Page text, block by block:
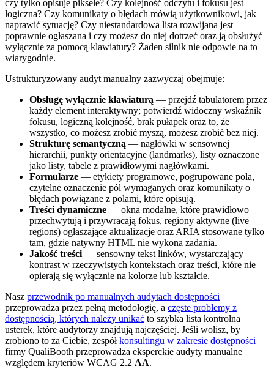
czy tylko opisuje piksele? Czy kolejność odczytu i fokusu jest
logiczna? Czy komunikaty o błędach mówią użytkownikowi, jak
naprawić sytuację? Czy niestandardowa lista rozwijana jest
poprawnie ogłaszana i czy możesz do niej dotrzeć oraz ją obsłużyć
wyłącznie za pomocą klawiatury? Żaden silnik nie odpowie na to
wiarygodnie.
Ustrukturyzowany audyt manualny zazwyczaj obejmuje:
Obsługę wyłącznie klawiaturą — przejdź tabulatorem przez
każdy element interaktywny; potwierdź widoczny wskaźnik
fokusu, logiczną kolejność, brak pułapek oraz to, że
wszystko, co możesz zrobić myszą, możesz zrobić bez niej.
Strukturę semantyczną — nagłówki w sensownej
hierarchii, punkty orientacyjne (landmarks), listy oznaczone
jako listy, tabele z prawidłowymi nagłówkami.
Formularze — etykiety programowe, pogrupowane pola,
czytelne oznaczenie pól wymaganych oraz komunikaty o
błędach powiązane z polami, które opisują.
Treści dynamiczne — okna modalne, które prawidłowo
przechwytują i przywracają fokus, regiony aktywne (live
regions) ogłaszające aktualizacje oraz ARIA stosowane tylko
tam, gdzie natywny HTML nie wykona zadania.
Jakość treści — sensowny tekst linków, wystarczający
kontrast w rzeczywistych kontekstach oraz treści, które nie
opierają się wyłącznie na kolorze lub kształcie.
Nasz przewodnik po manualnych audytach dostępności
przeprowadza przez pełną metodologię, a częste problemy z
dostępnością, których należy unikać to szybka lista kontrolna
usterek, które audytorzy znajdują najczęściej. Jeśli wolisz, by
zrobiono to za Ciebie, zespółkonsultingu w zakresie dostępności
firmy QualiBooth przeprowadza eksperckie audyty manualne
względem kryteriów WCAG 2.2 AA.